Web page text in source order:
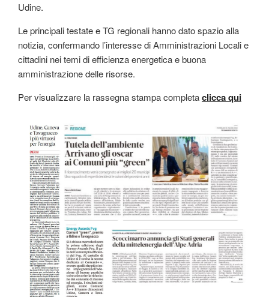
Udine.
Le principali testate e TG regionali hanno dato spazio alla
notizia, confermando l’interesse di Amministrazioni Locali e
cittadini nei temi di efficienza energetica e buona
amministrazione delle risorse.
Per visualizzare la rassegna stampa completaclicca qui